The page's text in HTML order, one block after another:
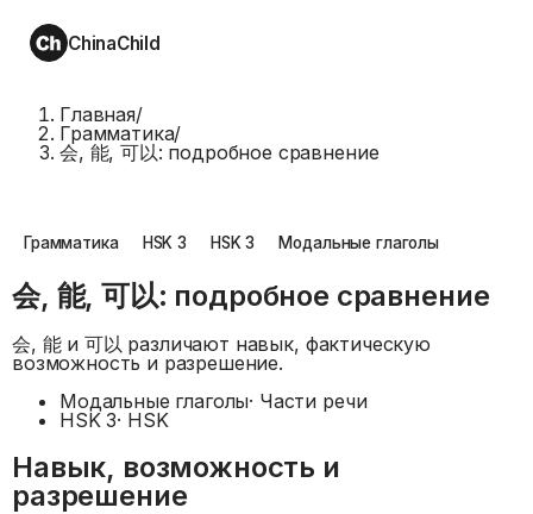
ChinaChild
Главная/
Грамматика/
会, 能, 可以: подробное сравнение
Грамматика HSK 3 HSK 3 Модальные глаголы
会, 能, 可以: подробное сравнение
会, 能 и 可以 различают навык, фактическую
возможность и разрешение.
Модальные глаголы· Части речи
HSK 3· HSK
Навык, возможность и
разрешение